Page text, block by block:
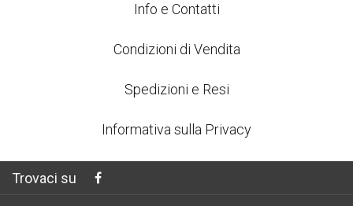
Info e Contatti
Condizioni di Vendita
Spedizioni e Resi
Informativa sulla Privacy
Trovaci su